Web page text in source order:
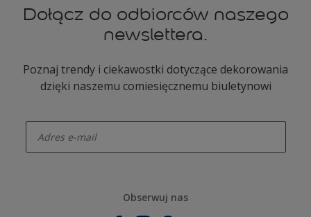
Dołącz do odbiorców naszego
newslettera.
Poznaj trendy i ciekawostki dotyczące dekorowania
dzięki naszemu comiesięcznemu biuletynowi
Obserwuj nas